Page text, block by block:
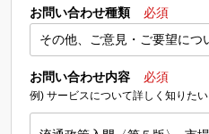
お問い合わせ種類 必須
お問い合わせ内容 必須
例) サービスについて詳しく知りたい